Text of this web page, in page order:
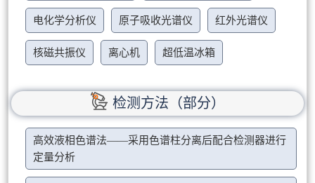
电化学分析仪 原子吸收光谱仪 红外光谱仪
核磁共振仪 离心机 超低温冰箱
检测方法（部分）
高效液相色谱法——采用色谱柱分离后配合检测器进行
定量分析